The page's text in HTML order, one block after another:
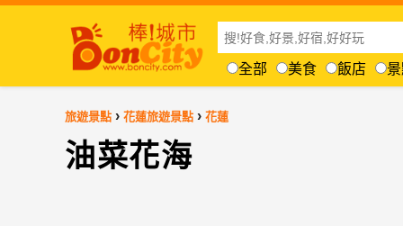
全部 美食 飯店
旅遊景點 › 花蓮旅遊景點 › 花蓮
油菜花海